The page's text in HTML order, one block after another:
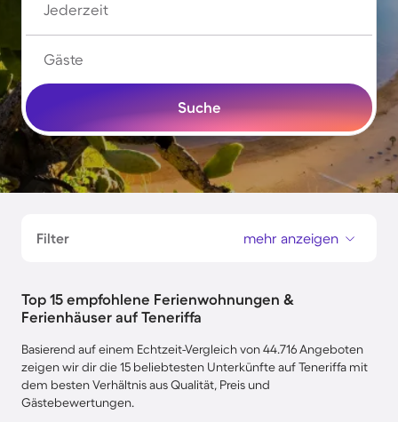
Jederzeit
Gäste
Suche
Filter mehr anzeigen
Top 15 empfohlene Ferienwohnungen &
Ferienhäuser auf Teneriffa
Basierend auf einem Echtzeit-Vergleich von 44.716 Angeboten
zeigen wir dir die 15 beliebtesten Unterkünfte auf Teneriffa mit
dem besten Verhältnis aus Qualität, Preis und
Gästebewertungen.